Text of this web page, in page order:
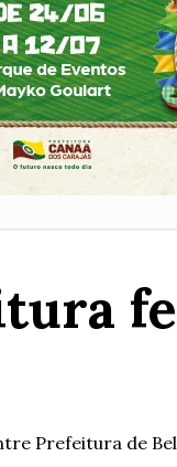
Prefeitura de